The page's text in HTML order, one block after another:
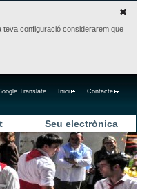
teva configuració considerarem que
Contacte
Inici
Translate
Seu electrònica